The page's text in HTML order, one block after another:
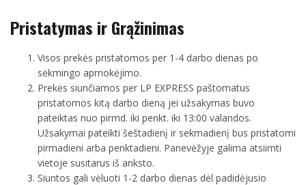
Pristatymas ir Grąžinimas
Visos prekės pristatomos per 1-4 darbo dienas po
sėkmingo apmokėjimo.
Prekės siunčiamos per LP EXPRESS paštomatus
pristatomos kitą darbo dieną jei užsakymas buvo
pateiktas nuo pirmd. iki penkt. iki 13:00 valandos.
Užsakymai pateikti šeštadienį ir sekmadienį bus pristatomi
pirmadieni arba penktadieni. Panevėžyje galima atsiimti
vietoje susitarus iš anksto.
Siuntos gali vėluoti 1-2 darbo dienas dėl padidėjusio